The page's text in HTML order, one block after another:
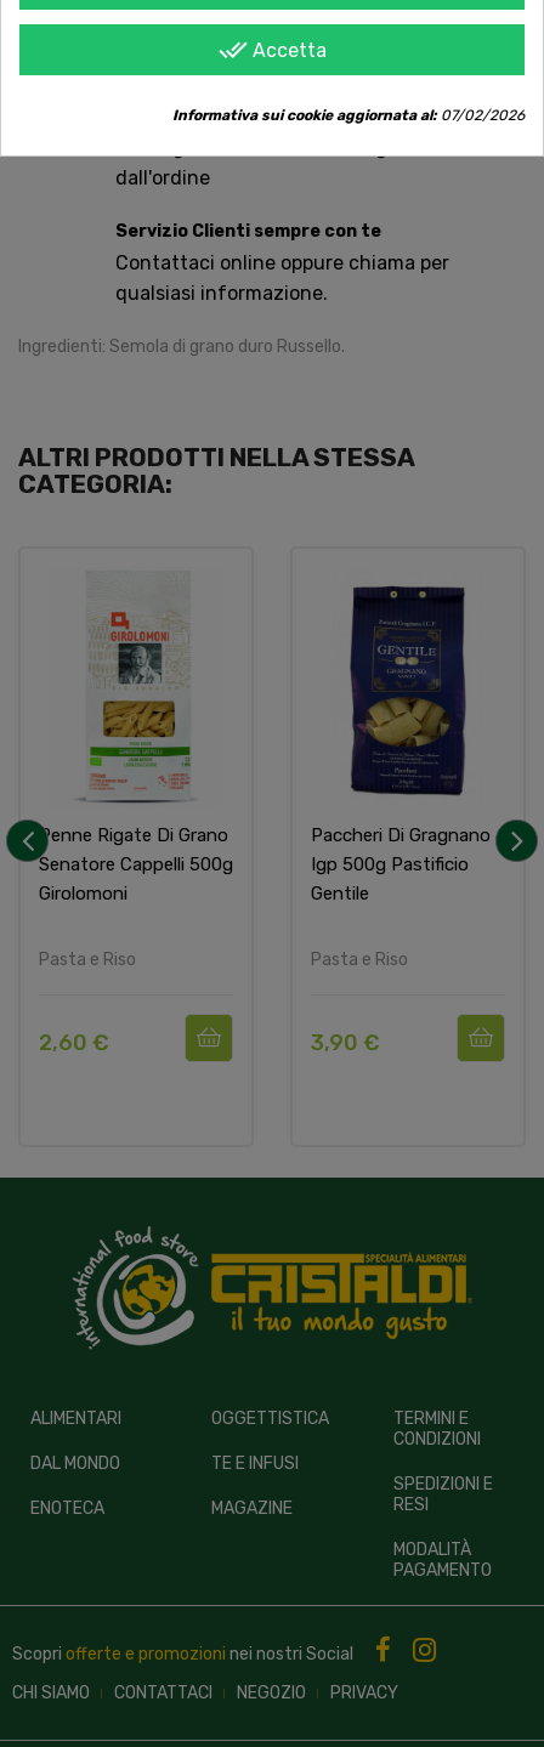
Dal 1957 a Catania. Clicca e leggi le oltre
1.000 recensioni dei nostri clienti.
Spedizioni rapide
dall'ordine
Servizio Clienti sempre con te
Contattaci online oppure chiama per
qualsiasi informazione.
Ingredienti: Semola di grano duro Russello.
ALTRI PRODOTTI NELLA STESSA
CATEGORIA:
Penne Rigate Di Grano
Senatore Cappelli 500g
Girolomoni
Pasta e Riso
2,60 €
Paccheri Di Gragnano
Igp 500g Pastificio
Gentile
Pasta e Riso
3,90 €
ALIMENTARI
DAL MONDO
ENOTECA
OGGETTISTICA
TE E INFUSI
MAGAZINE
TERMINI E
CONDIZIONI
SPEDIZIONI E
RESI
MODALITÀ
PAGAMENTO
Scopri offerte e promozioni nei nostri Social
CHI SIAMO
CONTATTACI NEGOZIO PRIVACY
done_all Accetta
Informativa sui cookie aggiornata al:07/02/2026